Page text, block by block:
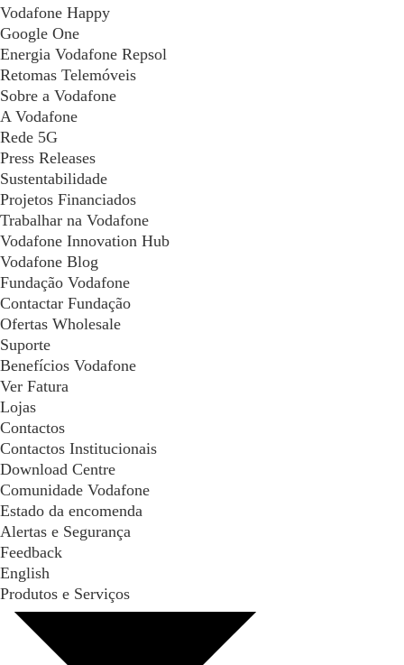
Vodafone Happy
Google One
Energia Vodafone Repsol
Retomas Telemóveis
Sobre a Vodafone
A Vodafone
Rede 5G
Press Releases
Sustentabilidade
Projetos Financiados
Trabalhar na Vodafone
Vodafone Innovation Hub
Vodafone Blog
Fundação Vodafone
Contactar Fundação
Ofertas Wholesale
Suporte
Benefícios Vodafone
Ver Fatura
Lojas
Contactos
Contactos Institucionais
Download Centre
Comunidade Vodafone
Estado da encomenda
Alertas e Segurança
Feedback
English
Produtos e Serviços